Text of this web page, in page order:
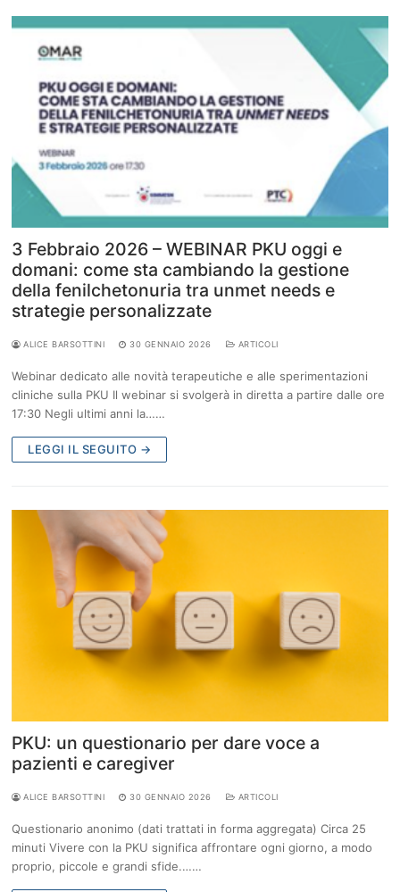
3 Febbraio 2026 – WEBINAR PKU oggi e
domani: come sta cambiando la gestione
della fenilchetonuria tra unmet needs e
strategie personalizzate
ALICE BARSOTTINI 30 GENNAIO 2026 ARTICOLI
Webinar dedicato alle novità terapeutiche e alle sperimentazioni
cliniche sulla PKU Il webinar si svolgerà in diretta a partire dalle ore
17:30 Negli ultimi anni la……
LEGGI IL SEGUITO →
PKU: un questionario per dare voce a
pazienti e caregiver
ALICE BARSOTTINI 30 GENNAIO 2026 ARTICOLI
Questionario anonimo (dati trattati in forma aggregata) Circa 25
minuti Vivere con la PKU significa affrontare ogni giorno, a modo
proprio, piccole e grandi sfide.……